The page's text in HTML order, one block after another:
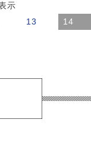
示
13 14